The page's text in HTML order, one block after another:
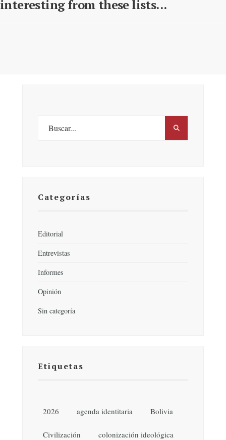
interesting from these lists...
Categorías
Editorial
Entrevistas
Informes
Opinión
Sin categoría
Etiquetas
2026 agenda identitaria Bolivia
Civilización colonización ideológica